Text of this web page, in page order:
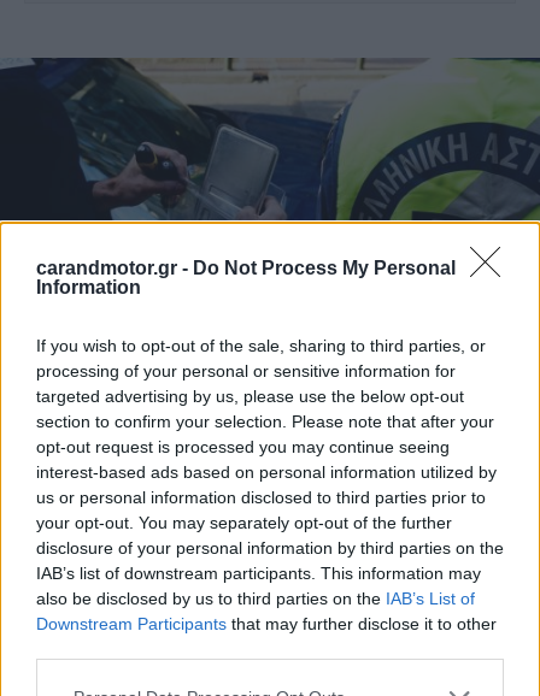
carandmotor.gr - Do Not Process My Personal
Information
If you wish to opt-out of the sale, sharing to third parties, or
processing of your personal or sensitive information for
targeted advertising by us, please use the below opt-out
section to confirm your selection. Please note that after your
opt-out request is processed you may continue seeing
interest-based ads based on personal information utilized by
us or personal information disclosed to third parties prior to
your opt-out. You may separately opt-out of the further
disclosure of your personal information by third parties on the
IAB’s list of downstream participants. This information may
also be disclosed by us to third parties on the IAB’s List of
Downstream Participants that may further disclose it to other
Please note that this website/app uses one or more Google
Τέλος, εξυπακούεται ότι η αντικατάσταση των πινακίδων
κυκλοφορίας με άλλες που δεν έχουν χορηγηθεί νόμιμα ή
η παραποίηση αυτών με οποιαδήποτε μορφή (τεμαχισμό,
αλλαγή σχήματος ή γράμματος, κάμψη της πινακίδας
κ.λπ.)συνιστά παράβαση η οποία, πέρα του
προστίμου, επισύρει ποινή φυλάκισης μέχρις ενός
έτους.